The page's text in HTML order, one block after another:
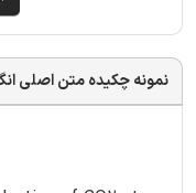
نمونه چکیده متن اصلی